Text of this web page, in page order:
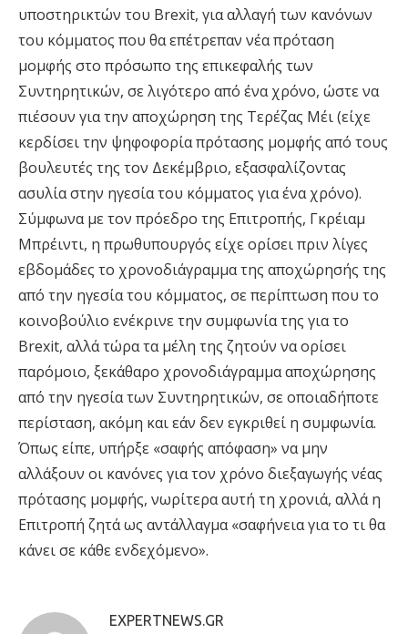
υποστηρικτών του Brexit, για αλλαγή των κανόνων
του κόμματος που θα επέτρεπαν νέα πρόταση
μομφής στο πρόσωπο της επικεφαλής των
Συντηρητικών, σε λιγότερο από ένα χρόνο, ώστε να
πιέσουν για την αποχώρηση της Τερέζας Μέι (είχε
κερδίσει την ψηφοφορία πρότασης μομφής από τους
βουλευτές της τον Δεκέμβριο, εξασφαλίζοντας
ασυλία στην ηγεσία του κόμματος για ένα χρόνο).
Σύμφωνα με τον πρόεδρο της Επιτροπής, Γκρέιαμ
Μπρέιντι, η πρωθυπουργός είχε ορίσει πριν λίγες
εβδομάδες το χρονοδιάγραμμα της αποχώρησής της
από την ηγεσία του κόμματος, σε περίπτωση που το
κοινοβούλιο ενέκρινε την συμφωνία της για το
Brexit, αλλά τώρα τα μέλη της ζητούν να ορίσει
παρόμοιο, ξεκάθαρο χρονοδιάγραμμα αποχώρησης
από την ηγεσία των Συντηρητικών, σε οποιαδήποτε
περίσταση, ακόμη και εάν δεν εγκριθεί η συμφωνία.
Όπως είπε, υπήρξε «σαφής απόφαση» να μην
αλλάξουν οι κανόνες για τον χρόνο διεξαγωγής νέας
πρότασης μομφής, νωρίτερα αυτή τη χρονιά, αλλά η
Επιτροπή ζητά ως αντάλλαγμα «σαφήνεια για το τι θα
κάνει σε κάθε ενδεχόμενο».
EXPERTNEWS.GR